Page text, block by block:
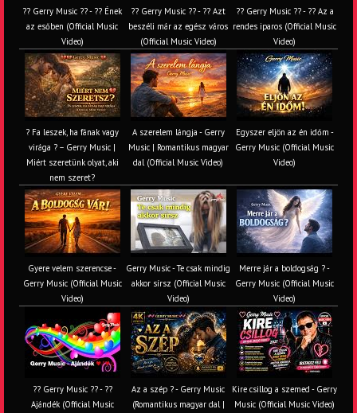
?? Gerry Music ?? - ?? Ének
az esőben (Official Music
Video)
?? Gerry Music ?? - ?? Azt
beszéli már az egész város
(Official Music Video)
?? Gerry Music ?? - ?? Az a
rendes iparos (Official Music
Video)
? Fa leszek, ha fának vagy
virága ? – Gerry Music |
Miért szeretünk olyat, aki
nem szeret?
A szerelem lángja - Gerry
Music | Romantikus magyar
dal (Official Music Video)
Egyszer eljön az én időm -
Gerry Music (Official Music
Video)
Gyere velem szerencse -
Gerry Music (Official Music
Video)
Gerry Music - Te csak mindig
akkor sírsz (Official Music
Video)
Merre jár a boldogság ? -
Gerry Music (Official Music
Video)
?? Gerry Music ?? - ??
Ajándék (Official Music
Az a szép ? - Gerry Music
(Romantikus magyar dal |
Kire csillog a szemed - Gerry
Music (Official Music Video)